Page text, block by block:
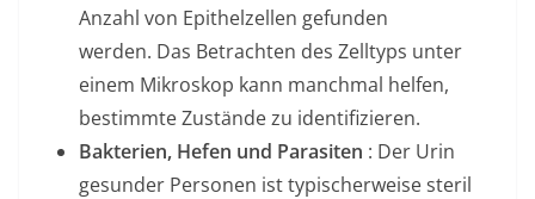
Anzahl von Epithelzellen gefunden
werden. Das Betrachten des Zelltyps unter
einem Mikroskop kann manchmal helfen,
bestimmte Zustände zu identifizieren.
Bakterien, Hefen und Parasiten : Der Urin
gesunder Personen ist typischerweise steril